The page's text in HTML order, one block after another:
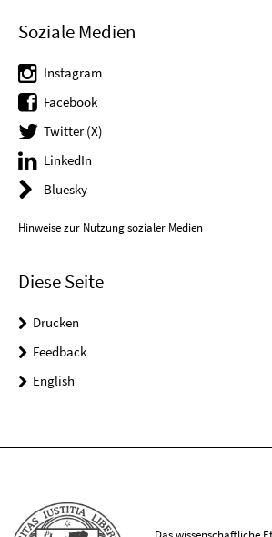
Soziale Medien
Instagram
Facebook
Twitter (X)
LinkedIn
Bluesky
Hinweise zur Nutzung sozialer Medien
Diese Seite
Drucken
Feedback
English